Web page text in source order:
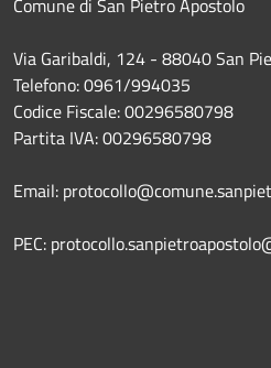
Comune di San Pietro Apostolo
Via Garibaldi, 124 - 88040 San
Telefono: 0961/994035
Codice Fiscale: 00296580798
Partita IVA: 00296580798
Email:
PEC: